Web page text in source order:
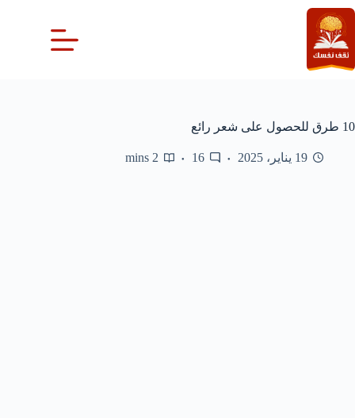
التجاوز
إلى
المحتوى
10 طرق للحصول على شعر رائع
19 يناير، 2025 16
2 mins